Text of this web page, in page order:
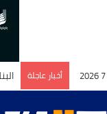
أخبار عاجلة